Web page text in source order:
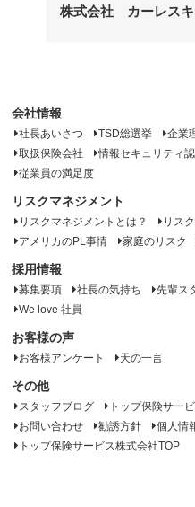
株式会社 カーレス
会社情報
社長あいさつ TSD総選挙 企業
取扱保険会社
情報セキュリティ
従業員の満足度
リスクマネジメント
リスクマネジメントとは？ リス
アメリカのPL事情
家庭のリスク
採用情報
募集要項 社長の気持ち 先輩ス
We love 社員
お客様の声
お客様アンケート 天の一言
その他
スタッフブログ トップ保険サー
お問い合わせ
勧誘方針
個人情
トップ保険サービス株式会社TOP